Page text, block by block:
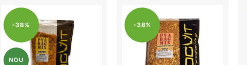
-38%
NOU
-38%